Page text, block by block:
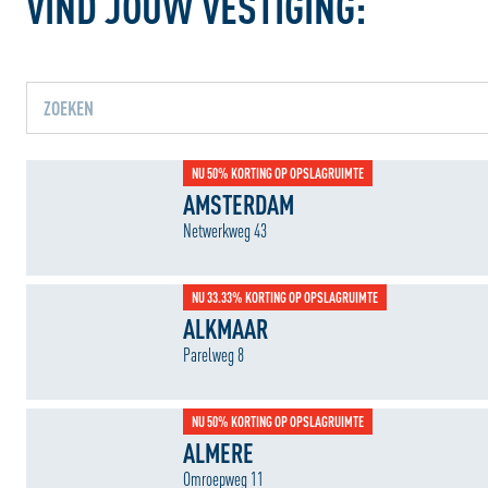
Schakel jouw locatiediensten in om deze functie te
NU 50% KORTING OP OPSLAGRUIMTE
AMSTERDAM
Netwerkweg 43
NU 33.33% KORTING OP OPSLAGRUIMTE
ALKMAAR
Parelweg 8
NU 50% KORTING OP OPSLAGRUIMTE
ALMERE
Omroepweg 11